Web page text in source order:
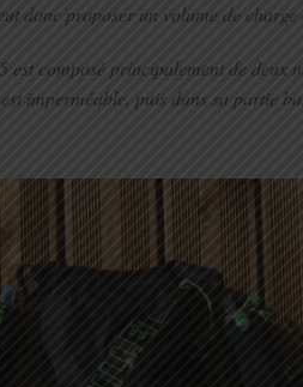
donc proposer un volume de
est composé principalement de deux
imperméable, puis dans sa partie